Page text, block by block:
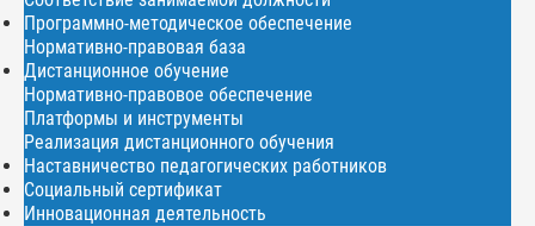
Программно-методическое обеспечение
Нормативно-правовая база
Дистанционное обучение
Нормативно-правовое обеспечение
Платформы и инструменты
Реализация дистанционного обучения
Наставничество педагогических работников
Социальный сертификат
Инновационная деятельность